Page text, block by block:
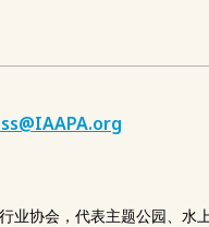
业协会，代表主题公园、